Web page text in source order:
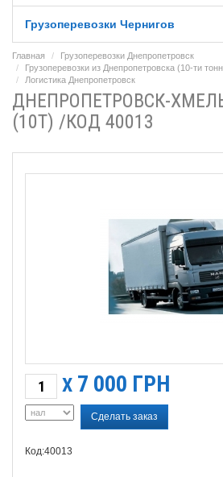
Грузоперевозки Чернигов
Главная
Грузоперевозки Днепропетровск
Грузоперевозки из Днепропетровска (10-ти
Логистика Днепропетровск
ДНЕПРОПЕТРОВСК-
(10Т) /КОД 40013
X 7 000 ГРН
Сделать заказ
Код:40013